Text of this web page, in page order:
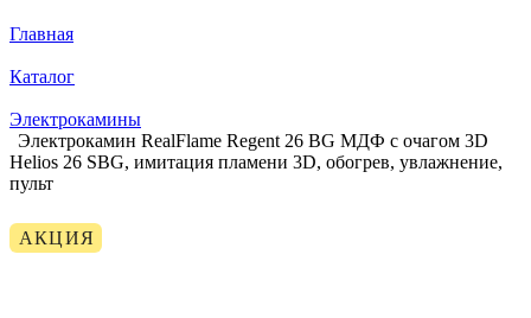
Главная
Каталог
Электрокамины
Электрокамин RealFlame Regent 26 BG МДФ с очагом 3D
Helios 26 SBG, имитация пламени 3D, обогрев, увлажнение,
пульт
АКЦИЯ